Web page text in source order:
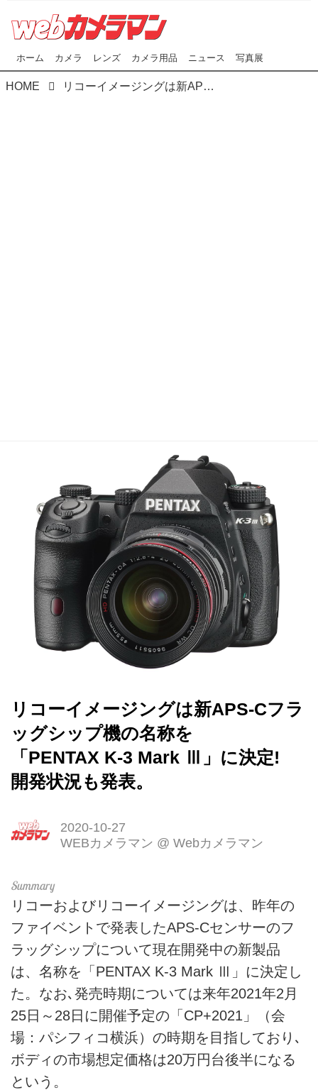
ホーム カメラ レンズ カメラ用品 ニュース 写真展
HOME リコーイメージングは新APS-Cフラッグシップ機の名称を 「PENTAX K-3 Mark Ⅲ」に決定! 開発状況も発表。
リコーイメージングは新APS-Cフラ
ッグシップ機の名称を
「PENTAX K-3 Mark Ⅲ」に決定!
開発状況も発表。
2020-10-27
WEBカメラマン @ Webカメラマン
リコーおよびリコーイメージングは、昨年の
ファイベントで発表したAPS-Cセンサーのフ
ラッグシップについて現在開発中の新製品
は、名称を「PENTAX K-3 Mark Ⅲ」に決定し
た。なお､発売時期については来年2021年2月
25日～28日に開催予定の「CP+2021」（会
場：パシフィコ横浜）の時期を目指しており､
ボディの市場想定価格は20万円台後半になる
という。